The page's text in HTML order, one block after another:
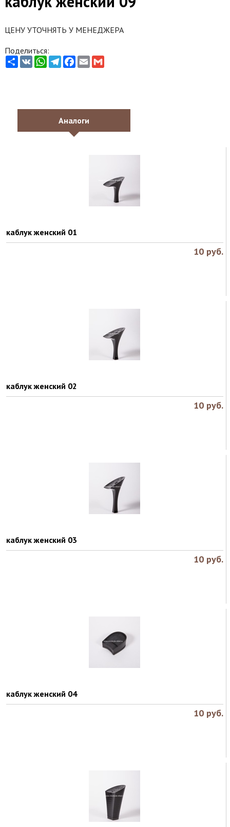
ЦЕНУ УТОЧНЯТЬ У МЕНЕДЖЕРА
Поделиться:
ShareVK WhatsApp
Telegram
Facebook
EmailGmail
Аналоги
каблук женский 01
10 руб.
каблук женский 02
10 руб.
каблук женский 03
10 руб.
каблук женский 04
10 руб.